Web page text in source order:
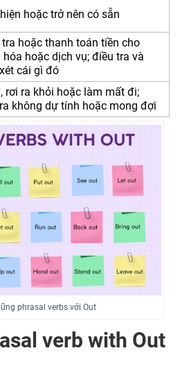
hoặc trở nên có sẵn
tra hoặc thanh toán tiền cho
hóa hoặc dịch vụ; điều tra và
cái gì đó
rơi ra khỏi hoặc làm mất đi;
không dự tính hoặc mong đợi
phrasal verbs với Out
verb with Out